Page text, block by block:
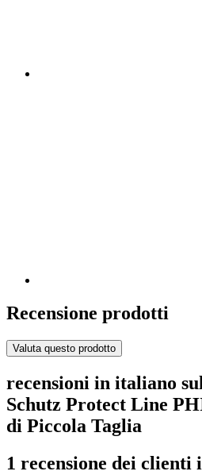
Recensione prodotti
Valuta questo prodotto
recensioni in italiano
Schutz Protect Line
di Piccola Taglia
1 recensione dei